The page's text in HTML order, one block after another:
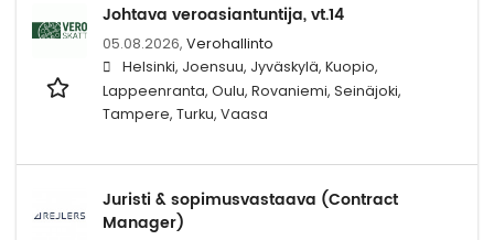
Johtava veroasiantuntija, vt.14
05.08.2026, Verohallinto
Helsinki, Joensuu, Jyväskylä, Kuopio,
Lappeenranta, Oulu, Rovaniemi, Seinäjoki,
Tampere, Turku, Vaasa
Juristi & sopimusvastaava (Contract
Manager)